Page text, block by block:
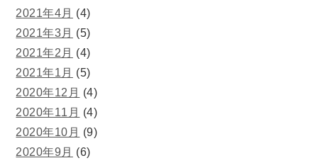
2021年4月 (4)
2021年3月 (5)
2021年2月 (4)
2021年1月 (5)
2020年12月 (4)
2020年11月 (4)
2020年10月 (9)
2020年9月 (6)